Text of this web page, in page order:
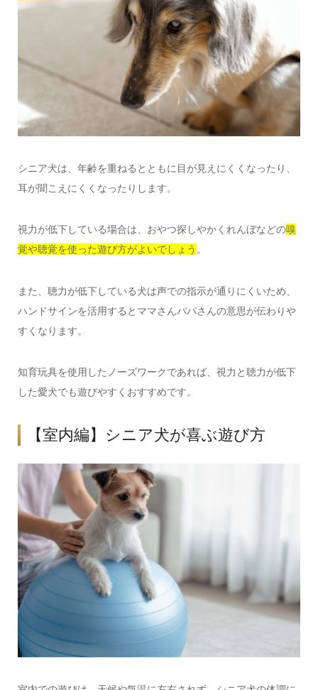
シニア犬は、年齢を重ねるとともに目が見えにくくなったり、
耳が聞こえにくくなったりします。
視力が低下している場合は、おやつ探しやかくれんぼなどの嗅
覚や聴覚を使った遊び方がよいでしょう 。
また、聴力が低下している犬は声での指示が通りにくいため、
ハンドサインを活用するとママさんパパさんの意思が伝わりや
すくなります。
知育玩具を使用したノーズワークであれば、視力と聴力が低下
した愛犬でも遊びやすくおすすめです。
【室内編】シニア犬が喜ぶ遊び方